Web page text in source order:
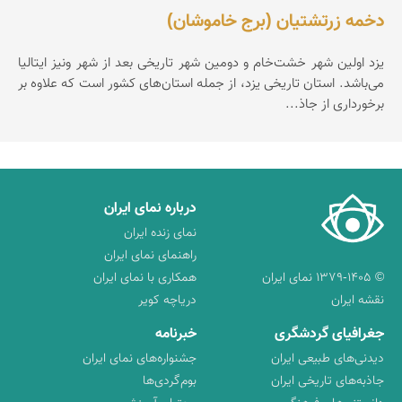
دخمه زرتشتیان (برج خاموشان)
یزد اولین شهر خشت‌خام و دومین شهر تاریخی بعد از شهر ونیز ایتالیا
می‌باشد. استان تاریخی یزد، از جمله استان‌های كشور است كه علاوه بر
برخورداری از جاذ...
© ۱۳۷۹-۱۴۰۵ نمای ایران
نقشه ایران
درباره نمای ایران
نمای زنده ایران
راهنمای نمای ایران
همکاری با نمای ایران
دریاچه کویر
جغرافیای گردشگری
دیدنی‌های طبیعی ایران
جاذبه‌های تاریخی ایران
خبرنامه
جشنواره‌های نمای ایران
بوم‌گردی‌ها